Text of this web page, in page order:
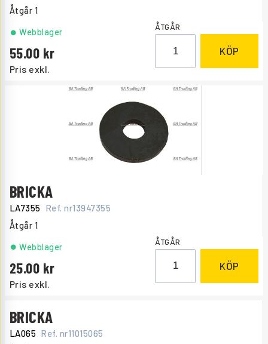
Åtgår 1
Pris exkl.
55.00
Webblager ÅTGÅR
KÖP
BRICKA
LA7355 Ref. nr13947355
Åtgår 1
Pris exkl.
25.00
Webblager ÅTGÅR
KÖP
BRICKA
LA065 Ref. nr11015065